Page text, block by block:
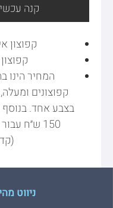
קנה
קפוצון
קפוצונים
בצבע אחד. בנוסף
150 ש״ח
ניווט